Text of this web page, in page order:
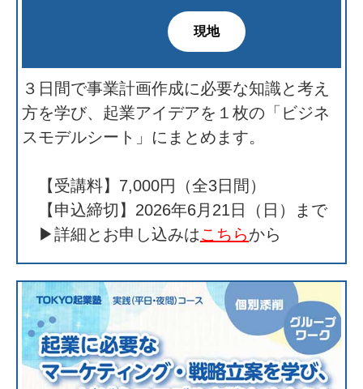
現地
３日間で事業計画作成に必要な知識と考え
方を学び、起業アイデアを１枚の「ビジネ
スモデルシート」にまとめます。
【受講料】7,000円（全3日間）
【申込締切】2026年6月21日（日）まで
▶詳細とお申し込みはこちらから